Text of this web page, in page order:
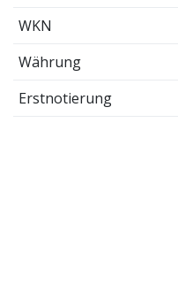
WKN
Währung
Erstnotierung